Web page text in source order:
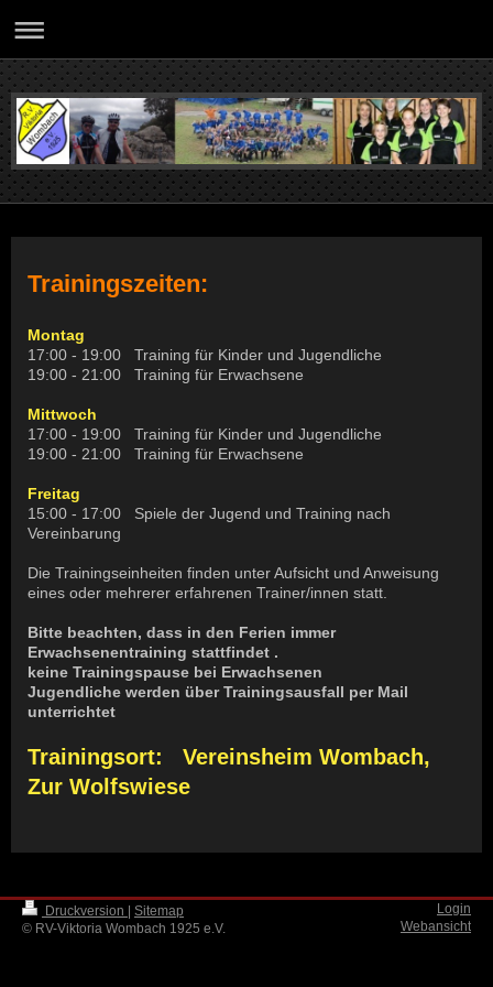
Trainingszeiten:
Montag
17:00 - 19:00 Training für Kinder und Jugendliche
19:00 - 21:00 Training für Erwachsene
Mittwoch
17:00 - 19:00 Training für Kinder und Jugendliche
19:00 - 21:00 Training für Erwachsene
Freitag
15:00 - 17:00 Spiele der Jugend und Training nach
Vereinbarung
Die Trainingseinheiten finden unter Aufsicht und Anweisung
eines oder mehrerer erfahrenen Trainer/innen statt.
Bitte beachten, dass in den Ferien immer
Erwachsenentraining stattfindet .
keine Trainingspause bei Erwachsenen
Jugendliche werden über Trainingsausfall per Mail
unterrichtet
Trainingsort: Vereinsheim Wombach,
Zur Wolfswiese
Druckversion
Sitemap
© RV-Viktoria Wombach 1925 e.V.
Login
Webansicht